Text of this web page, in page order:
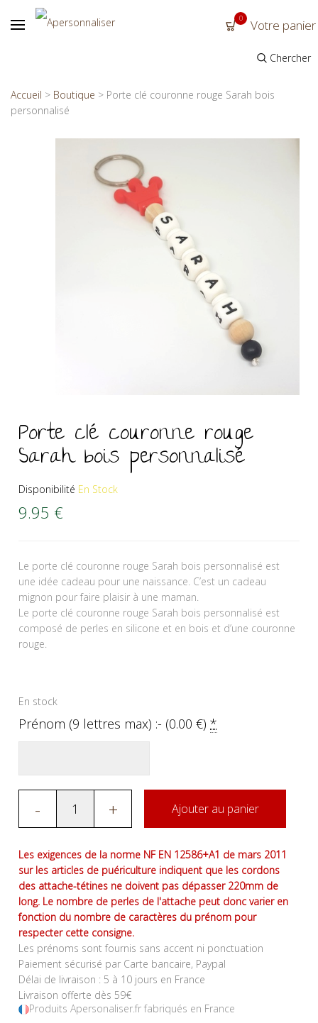
0 Votre panier
Chercher
Accueil > Boutique > Porte clé couronne rouge Sarah bois
personnalisé
Porte clé couronne rouge
Sarah bois personnalisé
Disponibilité En Stock
9.95 €
Le porte clé couronne rouge Sarah bois personnalisé est
une idée cadeau pour une naissance. C’est un cadeau
mignon pour faire plaisir à une maman.
Le porte clé couronne rouge Sarah bois personnalisé est
composé de perles en silicone et en bois et d’une couronne
rouge.
En stock
Prénom (9 lettres max) :- (0.00€)*
- + Ajouter au panier
Les exigences de la norme NF EN 12586+A1 de mars 2011
sur les articles de puériculture indiquent que les cordons
des attache-tétines ne doivent pas dépasser 220mm de
long. Le nombre de perles de l'attache peut donc varier en
fonction du nombre de caractères du prénom pour
respecter cette consigne.
Les prénoms sont fournis sans accent ni ponctuation
Paiement sécurisé par Carte bancaire, Paypal
Délai de livraison : 5 à 10 jours en France
Livraison offerte dès 59€
Produits Apersonaliser.fr fabriqués en France